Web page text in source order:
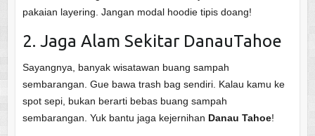
pakaian layering. Jangan modal hoodie tipis doang!
2. Jaga Alam Sekitar DanauTahoe
Sayangnya, banyak wisatawan buang sampah
sembarangan. Gue bawa trash bag sendiri. Kalau kamu ke
spot sepi, bukan berarti bebas buang sampah
sembarangan. Yuk bantu jaga kejernihan Danau Tahoe!